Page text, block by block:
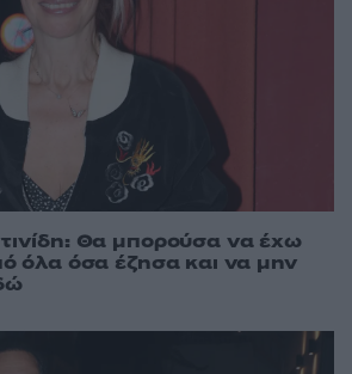
Θα μπορούσα να έχω
όλα όσα έζησα και να μην